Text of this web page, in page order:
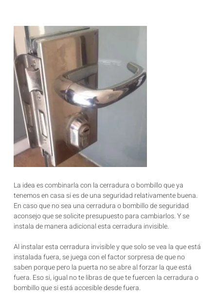
La idea es combinarla con la cerradura o bombillo que ya
tenemos en casa si es de una seguridad relativamente buena.
En caso que no sea una cerradura o bombillo de seguridad
aconsejo que se solicite presupuesto para cambiarlos. Y se
instala de manera adicional esta cerradura invisible.
Al instalar esta cerradura invisible y que solo se vea la que está
instalada fuera, se juega con el factor sorpresa de que no
saben porque pero la puerta no se abre al forzar la que está
fuera. Eso si, igual no te libras de que te fuercen la cerradura o
bombillo que si está accesible desde fuera.